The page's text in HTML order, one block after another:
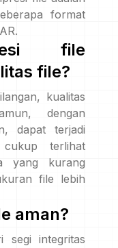
format
file
file?
kualitas
dengan
dapat terjadi
terlihat
yang kurang
file lebih
aman?
segi integritas